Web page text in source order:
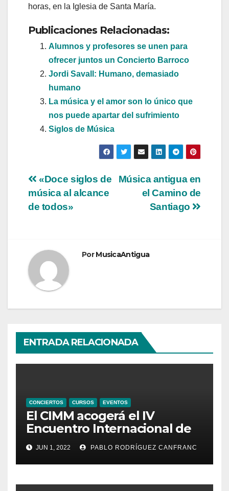
horas, en la Iglesia de Santa María.
Publicaciones Relacionadas:
Alumnos y profesores se unen para
ofrecer juntos un Concierto Barroco
Jordi Savall: Humano, demasiado
humano
La música y el amor son lo único que
nos puede apartar del sufrimiento
Siglos de Música
Navegación
de
Música antigua en
el Camino de
Santiago
«Doce siglos de
música al alcance
de todos»
PorMusicaAntigua
ENTRADA RELACIONADA
CONCIERTOS CURSOS EVENTOS
El CIMM acogerá el IV
Encuentro Internacional de
Ministriles
JUN 1, 2022 PABLO RODRÍGUEZ CANFRANC